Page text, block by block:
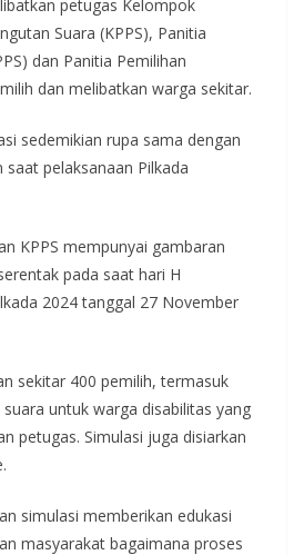
petugas Kelompok
Suara (KPPS), Panitia
dan Panitia Pemilihan
dan melibatkan warga sekitar.
sedemikian rupa sama dengan
pelaksanaan Pilkada
KPPS mempunyai gambaran
pada saat hari H
2024 tanggal 27 November
sekitar 400 pemilih, termasuk
untuk warga disabilitas yang
petugas. Simulasi juga disiarkan
simulasi memberikan edukasi
masyarakat bagaimana proses